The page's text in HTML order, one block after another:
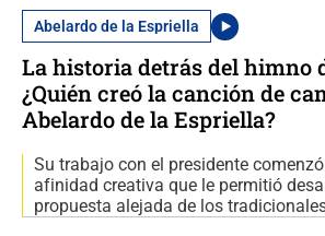
Abelardo de la Espriella
La historia detrás del himno
¿Quién creó la canción de
Abelardo de la Espriella?
Su trabajo con el presidente
afinidad creativa que le permitió
propuesta alejada de los